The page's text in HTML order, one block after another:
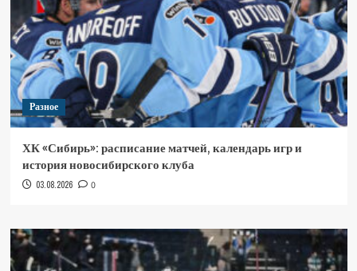
Разное
ХК «Сибирь»: расписание матчей, календарь игр и
история новосибирского клуба
03.08.2026 0